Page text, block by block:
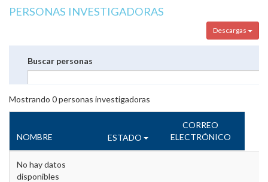
PERSONAS INVESTIGADORAS
Descargas
Buscar personas
Mostrando 0personas investigadoras
NOMBRE ESTADO
CORREO
ELECTRÓNICO
No hay datos
disponibles